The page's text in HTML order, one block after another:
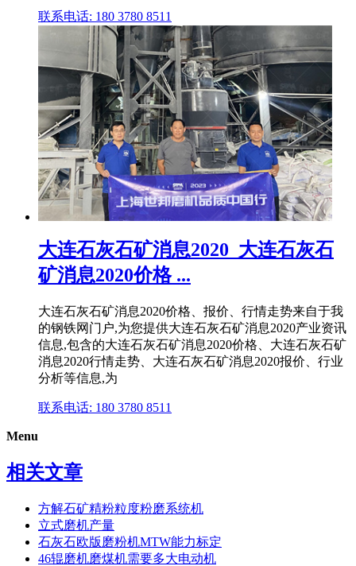
联系电话: 180 3780 8511
大连石灰石矿消息2020_大连石灰石
矿消息2020价格 ...
大连石灰石矿消息2020价格、报价、行情走势来自于我
的钢铁网门户,为您提供大连石灰石矿消息2020产业资讯
信息,包含的大连石灰石矿消息2020价格、大连石灰石矿
消息2020行情走势、大连石灰石矿消息2020报价、行业
分析等信息,为
联系电话: 180 3780 8511
Menu
相关文章
方解石矿精粉粒度粉磨系统机
立式磨机产量
石灰石欧版磨粉机MTW能力标定
46辊磨机磨煤机需要多大电动机